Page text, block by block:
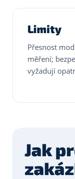
Limity
Přesnost
měření;
vyžadují
Jak